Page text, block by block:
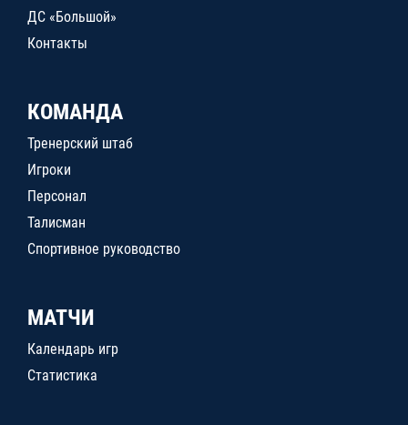
ДС «Большой»
Контакты
КОМАНДА
Тренерский штаб
Игроки
Персонал
Талисман
Спортивное руководство
МАТЧИ
Календарь игр
Статистика